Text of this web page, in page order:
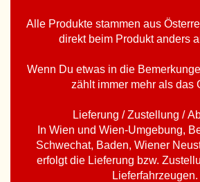
Alle Produkte stammen aus
direkt beim Produkt anders
Wenn Du etwas in die
zählt immer mehr als das
Lieferung / Zustellung /
In Wien und Wien-Umgebung,
Schwechat, Baden, Wiener
erfolgt die Lieferung bzw.
Lieferfahrzeugen.